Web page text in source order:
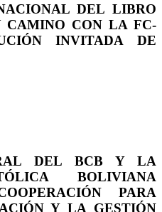
DEL LIBRO
CON LA FC-
INVITADA DE
DEL BCB Y LA
BOLIVIANA
PARA
Y LA GESTIÓN